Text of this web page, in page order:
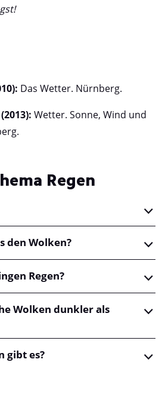
Das Wetter. Nürnberg.
Wetter. Sonne, Wind und
Regen
den Wolken?
Regen?
Wolken dunkler als
gibt es?